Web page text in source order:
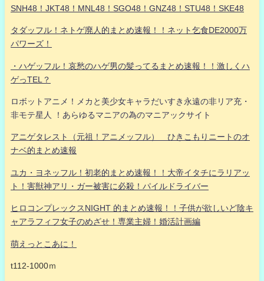
SNH48！JKT48！MNL48！SGO48！GNZ48！STU48！SKE48
タダッフル！ネトゲ廃人的まとめ速報！！ネット乞食DE2000万
パワーズ！
・ハゲッフル！哀愁のハゲ男の髪ってるまとめ速報！！激しくハ
ゲっTEL？
ロボットアニメ！メカと美少女キャラだいすき永遠の非リア充・
非モテ星人 ！あらゆるマニアの為のマニアックサイト
アニゲタレスト（元祖！アニメッフル） ひきこもりニートのオ
ナベ的まとめ速報
ユカ・ヨネッフル！初老的まとめ速報！！大帝イタチにラリアッ
ト！害獣神アリ・ガー被害に必殺！パイルドライバー
ヒロコンプレックスNIGHT 的まとめ速報！！子供が欲しいど陰キ
ャアラフィフ女子のめざせ！専業主婦！婚活計画編
萌えっとこあに！
t112-1000ｍ